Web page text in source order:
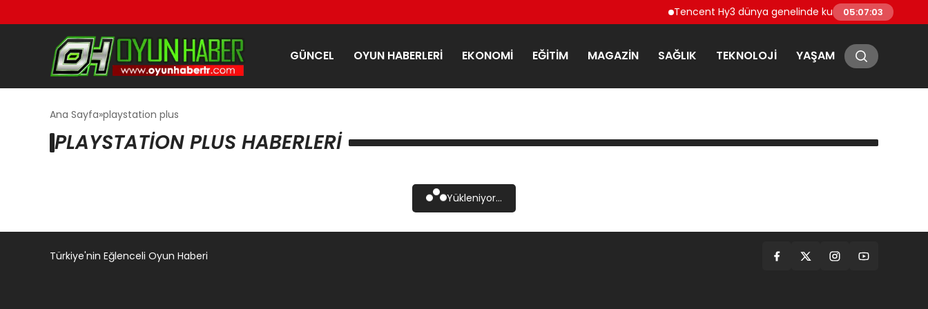
Tencent Hy3 dünya genelinde kullanıma sunuldu
05:07:03
GÜNCEL OYUN HABERLERI EKONOMI EĞITIM MAGAZIN SAĞLIK TEKNOLOJI YAŞAM
Ana Sayfa playstation plus
PLAYSTATION PLUS HABERLERI
Yükleniyor...
Türkiye'nin Eğlenceli Oyun Haberi